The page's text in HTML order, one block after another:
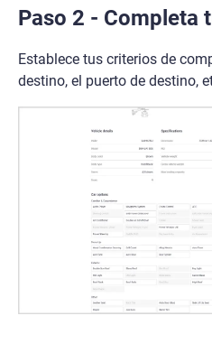
Paso 2 - Completa
Establece tus criterios de
destino, el puerto de destino,